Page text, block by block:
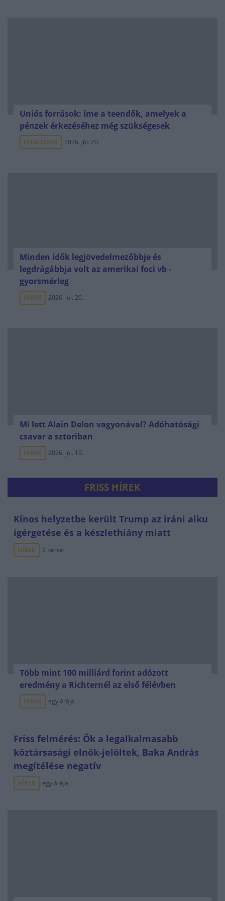
Uniós források: íme a teendők, amelyek a
pénzek érkezéséhez még szükségesek
ELEMZÉSEK 2026. júl. 20.
Minden idők legjövedelmezőbbje és
legdrágábbja volt az amerikai foci vb -
gyorsmérleg
HÍREK 2026. júl. 20.
Mi lett Alain Delon vagyonával? Adóhatósági
csavar a sztoriban
HÍREK 2026. júl. 19.
FRISS HÍREK
Kínos helyzetbe került Trump az iráni alku
ígérgetése és a készlethiány miatt
HÍREK 2 perce
Több mint 100 milliárd forint adózott
eredmény a Richternél az első félévben
HÍREK egy órája
Friss felmérés: Ők a legalkalmasabb
köztársasági elnök-jelöltek, Baka András
megítélése negatív
HÍREK egy órája